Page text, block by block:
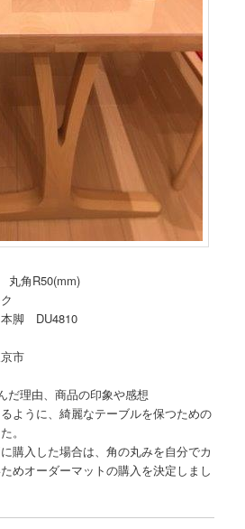
丸角R50(mm)
本脚 DU4810
市
だ理由、商品の印象や感想
ように、綺麗なテーブルを保つための
。
購入した場合は、角の丸みを自分でカ
めオーダーマットの購入を決定しまし